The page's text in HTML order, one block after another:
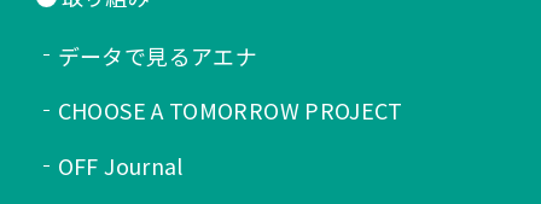
データで見るアエナ
CHOOSE A TOMORROW PROJECT
OFF Journal